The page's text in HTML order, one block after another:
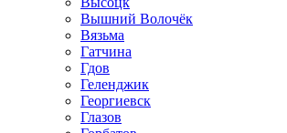
Вышний Волочёк
Вязьма
Гатчина
Гдов
Геленджик
Георгиевск
Глазов